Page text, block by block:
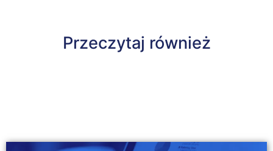
Przeczytaj również